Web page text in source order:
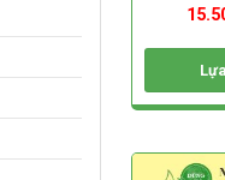
Sản
này